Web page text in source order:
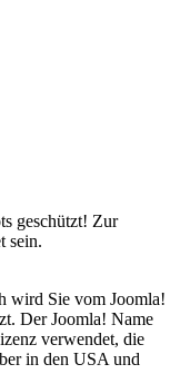
geschützt! Zur
sein.
wird Sie vom Joomla!
Der Joomla! Name
verwendet, die
in den USA und